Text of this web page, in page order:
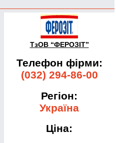
ТзОВ “ФЕРОЗІТ”
Телефон фірми:
(032) 294-86-00
Регіон:
Україна
Ціна: